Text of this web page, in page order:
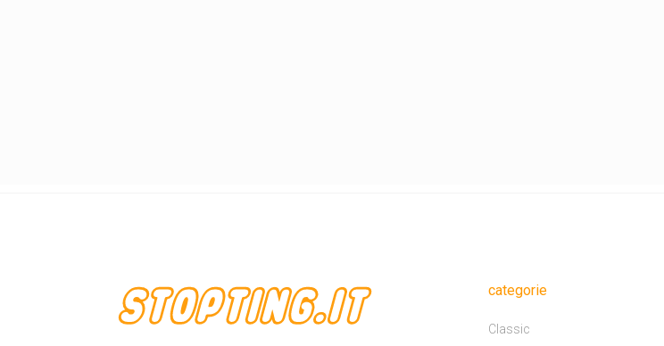
categorie
Classic